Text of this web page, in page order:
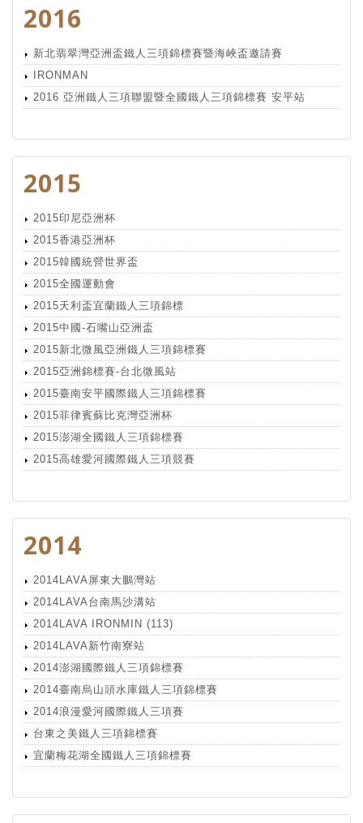
2016
新北翡翠灣亞洲盃鐵人三項錦標賽暨海峽盃邀請賽
IRONMAN
2016 亞洲鐵人三項聯盟暨全國鐵人三項錦標賽 安平站
2015
2015印尼亞洲杯
2015香港亞洲杯
2015韓國統營世界盃
2015全國運動會
2015天利盃宜蘭鐵人三項錦標
2015中國-石嘴山亞洲盃
2015新北微風亞洲鐵人三項錦標賽
2015亞洲錦標賽-台北微風站
2015臺南安平國際鐵人三項錦標賽
2015菲律賓蘇比克灣亞洲杯
2015澎湖全國鐵人三項錦標賽
2015高雄愛河國際鐵人三項競賽
2014
2014LAVA屏東大鵬灣站
2014LAVA台南馬沙溝站
2014LAVA IRONMIN (113)
2014LAVA新竹南寮站
2014澎湖國際鐵人三項錦標賽
2014臺南烏山頭水庫鐵人三項錦標賽
2014浪漫愛河國際鐵人三項賽
台東之美鐵人三項錦標賽
宜蘭梅花湖全國鐵人三項錦標賽